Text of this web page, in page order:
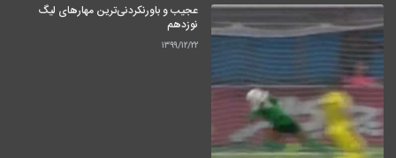
عجیب و باورنکردنی‌ترین مهارهای لیگ
نوزدهم
۱۳۹۹/۱۲/۲۲